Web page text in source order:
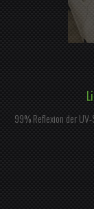
99% Reflexion der